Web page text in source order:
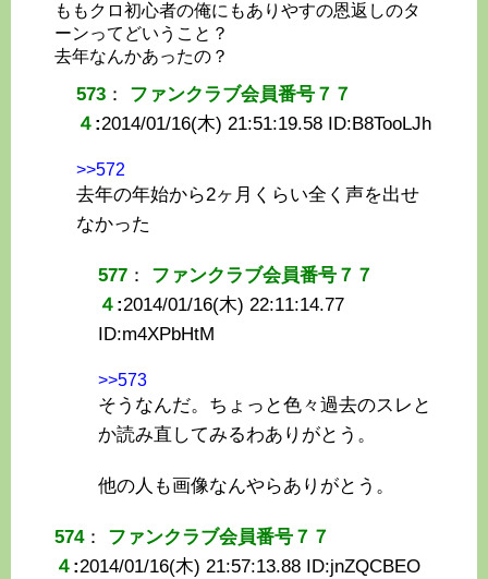
ももクロ初心者の俺にもありやすの恩返しのタ
ーンってどいうこと？
去年なんかあったの？
573 ： ファンクラブ会員番号７７
４ :2014/01/16(木) 21:51:19.58 ID:B8TooLJh
>>572
去年の年始から2ヶ月くらい全く声を出せ
なかった
577 ： ファンクラブ会員番号７７
４ :2014/01/16(木) 22:11:14.77
ID:m4XPbHtM
>>573
そうなんだ。ちょっと色々過去のスレと
か読み直してみるわありがとう。
他の人も画像なんやらありがとう。
574： ファンクラブ会員番号７７
４ :2014/01/16(木) 21:57:13.88 ID:jnZQCBEO